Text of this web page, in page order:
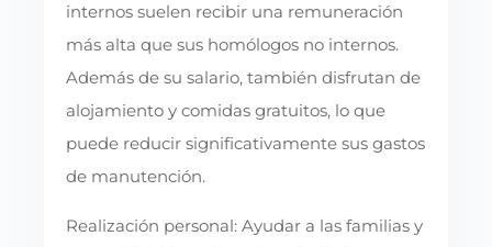
internos suelen recibir una remuneración
más alta que sus homólogos no internos.
Además de su salario, también disfrutan de
alojamiento y comidas gratuitos, lo que
puede reducir significativamente sus gastos
de manutención.
Realización personal: Ayudar a las familias y